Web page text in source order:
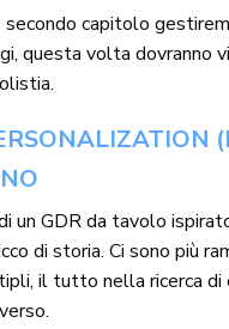
secondo capitolo
questa volta dovranno
un GDR da tavolo
di storia. Ci sono più
il tutto nella ricerca di